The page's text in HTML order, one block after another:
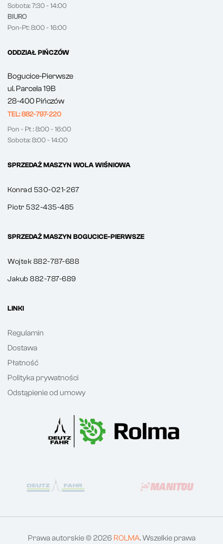
Sobota: 7:30 - 14:00
BIURO
Pon-Pt: 8:00 - 16:00
ODDZIAŁ PIŃCZÓW
Bogucice-Pierwsze
ul. Parcela 19B
28-400 Pińczów
TEL: 882-797-220
Pon - Pt : 8:00 - 16:00
Sobota: 8:00 - 14:00
SPRZEDAŻ MASZYN WOLA WIŚNIOWA
Konrad 530-021-267
Piotr 532-435-485
SPRZEDAŻ MASZYN BOGUCICE-PIERWSZE
Wojtek 882-787-688
Jakub 882-787-689
LINKI
Regulamin
Dostawa
Płatność
Polityka prywatności
Odstąpienie od umowy
Prawa autorskie © 2026 ROLMA. Wszelkie prawa